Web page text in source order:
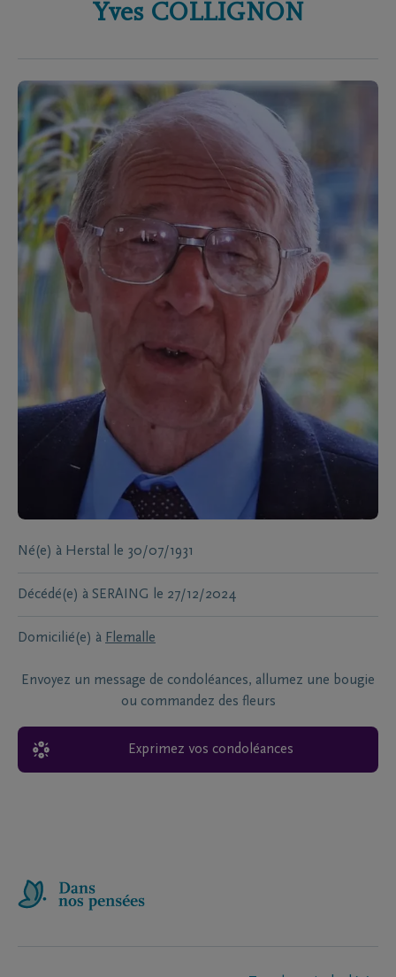
Yves COLLIGNON
Né(e) à Herstal le 30/07/1931
Décédé(e) à SERAING le 27/12/2024
Domicilié(e) à Flemalle
Envoyez un message de condoléances, allumez une bougie
ou commandez des fleurs
Exprimez vos condoléances